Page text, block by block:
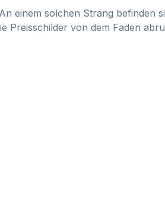
einem solchen Strang befinden
Preisschilder von dem Faden